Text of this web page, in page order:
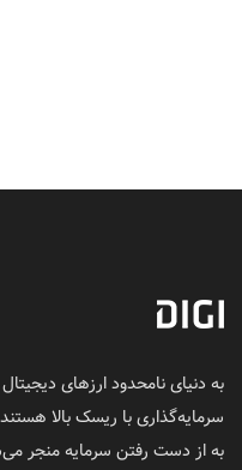
به دنیای نامحدود ارزهای
سرمایه‌گذاری با ریسک بالا
به از دست رفتن سرمایه منجر